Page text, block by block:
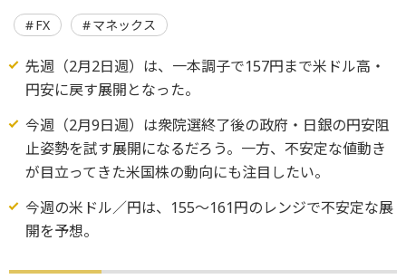
FX マネックス
先週（2月2日週）は、一本調子で157円まで米ドル高・
円安に戻す展開となった。
今週（2月9日週）は衆院選終了後の政府・日銀の円安阻
止姿勢を試す展開になるだろう。一方、不安定な値動き
が目立ってきた米国株の動向にも注目したい。
今週の米ドル／円は、155～161円のレンジで不安定な展
開を予想。